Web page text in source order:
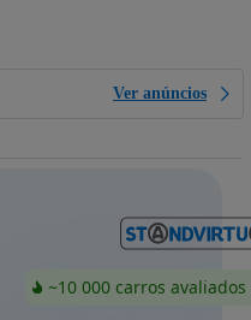
Ver anúncios
~10 000 carros